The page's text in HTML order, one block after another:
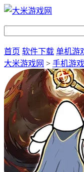
首页 软件下载 单机游
大米游戏网 > 手机游戏